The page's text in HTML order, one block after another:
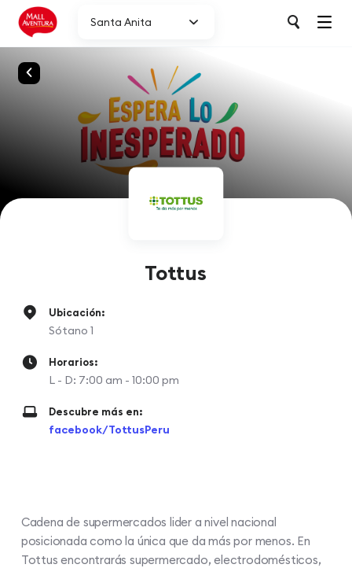
Santa Anita
Tottus
Ubicación:
Sótano 1
Horarios:
L - D: 7:00 am - 10:00 pm
Descubre más en:
facebook/TottusPeru
Cadena de supermercados lider a nivel nacional
posicionada como la única que da más por menos. En
Tottus encontrarás supermercado, electrodomésticos,